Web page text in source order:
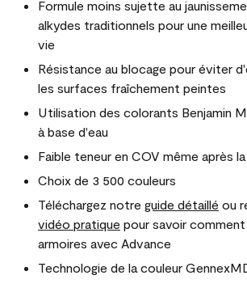
Formule moins sujette au
alkydes traditionnels pour une
vie
Résistance au blocage pour éviter
les surfaces fraîchement peintes
Utilisation des colorants Benjamin
à base d'eau
Faible teneur en COV même après
Choix de 3 500 couleurs
Téléchargez notre guide détaillé ou
vidéo pratique pour savoir
armoires avec Advance
Technologie de la couleur